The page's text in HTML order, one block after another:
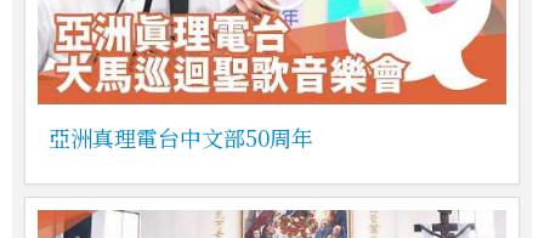
亞洲真理電台中文部50周年